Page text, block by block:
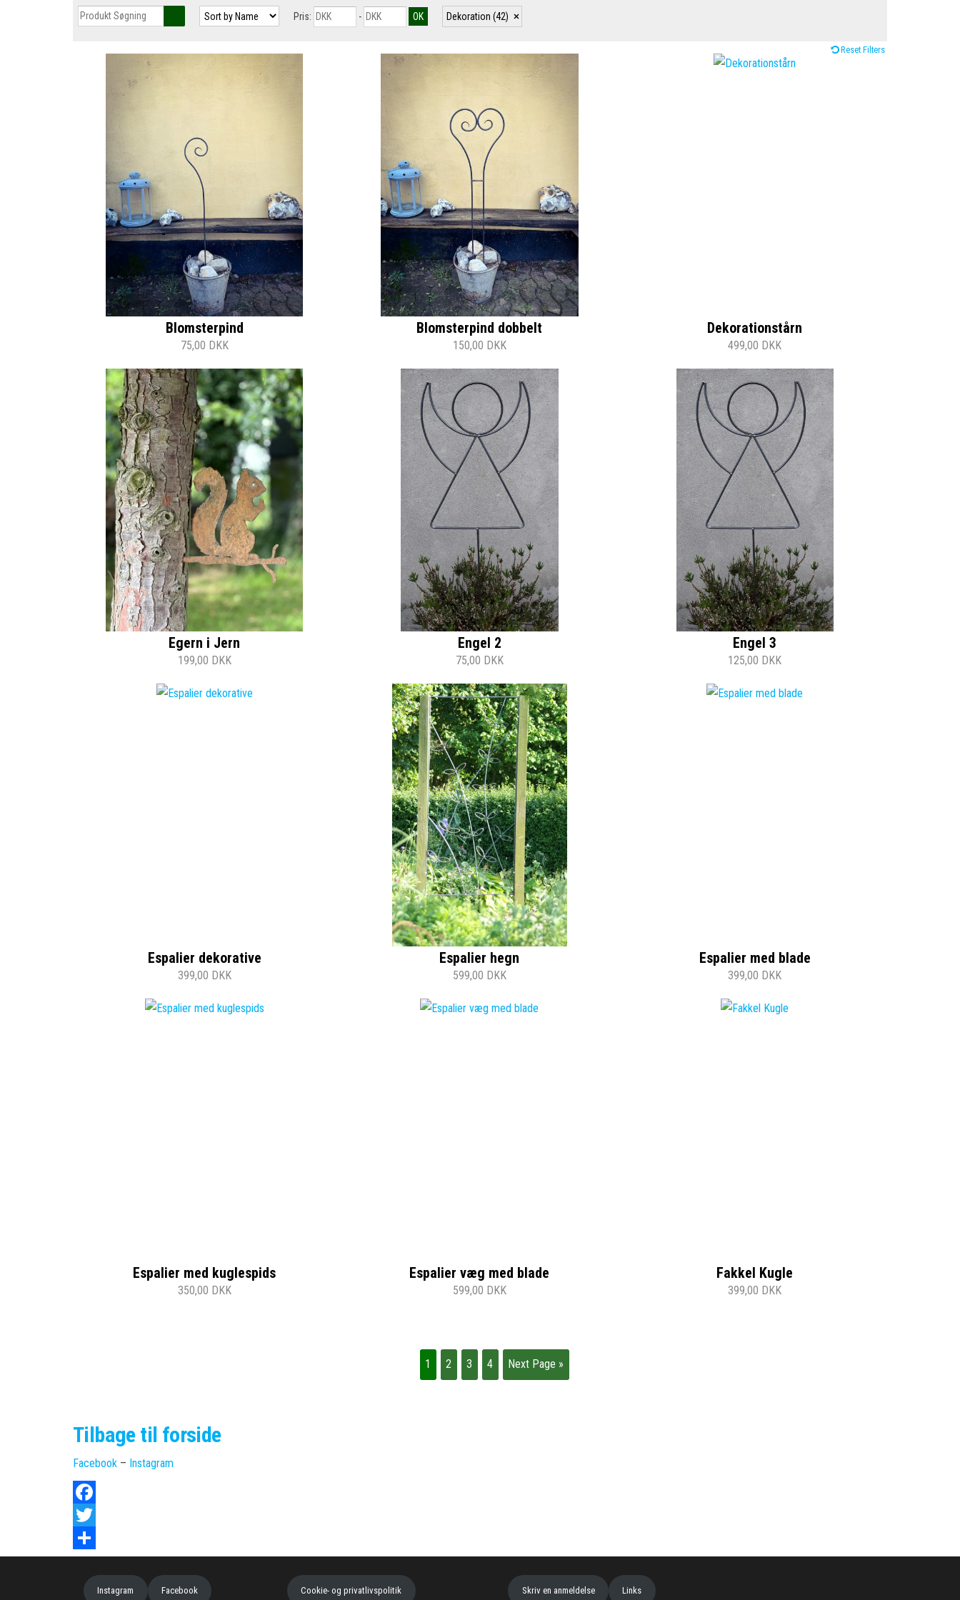
Pris: - Dekoration (42)
Reset Filters
Blomsterpind
75,00 DKK
Blomsterpind dobbelt
150,00 DKK
Dekorationstårn
499,00 DKK
Egern i Jern
199,00 DKK
Engel 2
75,00 DKK
Engel 3
125,00 DKK
Espalier dekorative
399,00 DKK
Espalier hegn
599,00 DKK
Espalier med blade
399,00 DKK
Espalier med kuglespids
350,00 DKK
Espalier væg med blade
599,00 DKK
Fakkel Kugle
399,00 DKK
1 2 3 4 Next Page »
Tilbage til forside
Facebook – Instagram
F
c
T
w
S
Instagram Facebook Cookie- og privatlivspolitik Skriv en anmeldelse Links